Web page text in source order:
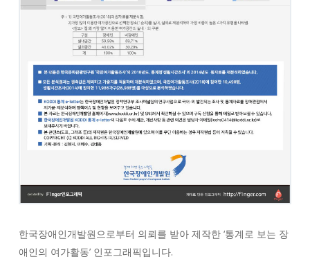
한국장애인개발원으로부터 의뢰를 받아 제작한 ‘통계로 보는 장
애인의 여가활동’ 인포그래픽입니다.